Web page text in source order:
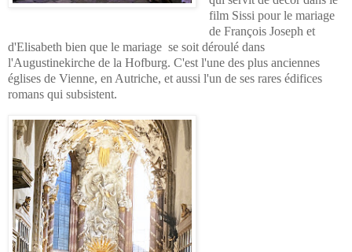
film Sissi pour le mariage
de François Joseph et
d'Elisabeth bien que le mariage se soit déroulé dans
l'Augustinekirche de la Hofburg. C'est l'une des plus anciennes
églises de Vienne, en Autriche, et aussi l'un de ses rares édifices
romans qui subsistent.